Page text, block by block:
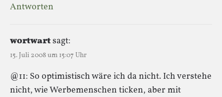
Antworten
wortwartsagt:
15. Juli 2008 um 15:07 Uhr
@11: So optimistisch wäre ich da nicht. Ich verstehe
nicht, wie Werbemenschen ticken, aber mit